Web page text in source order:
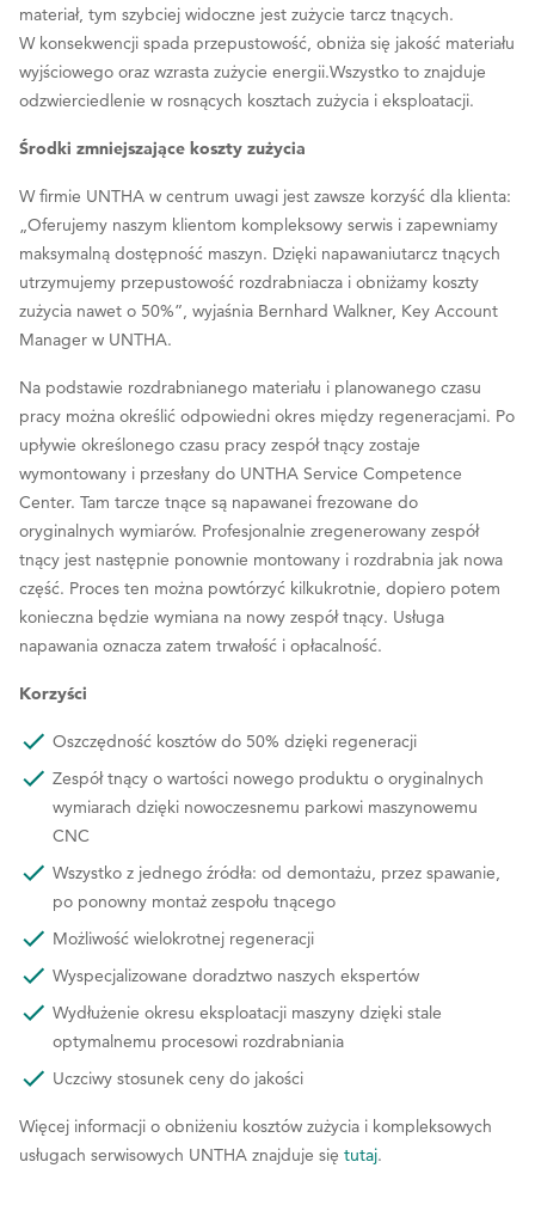
materiał, tym szybciej widoczne jest zużycie tarcz tnących.
W konsekwencji spada przepustowość, obniża się jakość materiału
wyjściowego oraz wzrasta zużycie energii.Wszystko to znajduje
odzwierciedlenie w rosnących kosztach zużycia i eksploatacji.
Środki zmniejszające koszty zużycia
W firmie UNTHA w centrum uwagi jest zawsze korzyść dla klienta:
„Oferujemy naszym klientom kompleksowy serwis i zapewniamy
maksymalną dostępność maszyn. Dzięki napawaniutarcz tnących
utrzymujemy przepustowość rozdrabniacza i obniżamy koszty
zużycia nawet o 50%”, wyjaśnia Bernhard Walkner, Key Account
Manager w UNTHA.
Na podstawie rozdrabnianego materiału i planowanego czasu
pracy można określić odpowiedni okres między regeneracjami. Po
upływie określonego czasu pracy zespół tnący zostaje
wymontowany i przesłany do UNTHA Service Competence
Center. Tam tarcze tnące są napawanei frezowane do
oryginalnych wymiarów. Profesjonalnie zregenerowany zespół
tnący jest następnie ponownie montowany i rozdrabnia jak nowa
część. Proces ten można powtórzyć kilkukrotnie, dopiero potem
konieczna będzie wymiana na nowy zespół tnący. Usługa
napawania oznacza zatem trwałość i opłacalność.
Korzyści
Oszczędność kosztów do 50% dzięki regeneracji
Zespół tnący o wartości nowego produktu o oryginalnych
wymiarach dzięki nowoczesnemu parkowi maszynowemu
CNC
Wszystko z jednego źródła: od demontażu, przez spawanie,
po ponowny montaż zespołu tnącego
Możliwość wielokrotnej regeneracji
Wyspecjalizowane doradztwo naszych ekspertów
Wydłużenie okresu eksploatacji maszyny dzięki stale
optymalnemu procesowi rozdrabniania
Uczciwy stosunek ceny do jakości
Więcej informacji o obniżeniu kosztów zużycia i kompleksowych
usługach serwisowych UNTHA znajduje się tutaj.